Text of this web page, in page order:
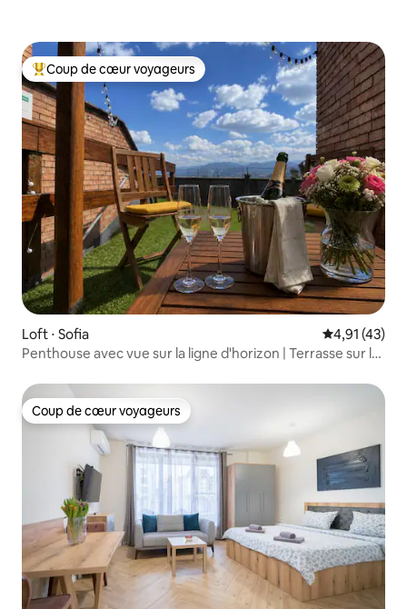
Coups de cœur voyageurs les plus appréciés
Coup de cœur voyageurs
Loft ⋅ Sofia Évaluation
4,91 (43)
Penthouse avec vue sur la ligne d'horizon | Terrasse sur le
Coup de cœur voyageurs
Coup de cœur voyageurs